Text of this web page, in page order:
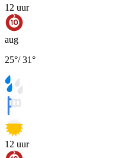
12 uur
aug
25°/31°
12 uur